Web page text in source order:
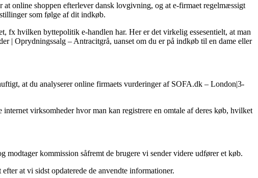
online shoppen efterlever dansk lovgivning, og at e-firmaet regelmæssigt
som følge af dit indkøb.
fx hvilken byttepolitik e-handlen har. Her er det virkelig essesentielt, at man
| Oprydningssalg – Antracitgrå, uanset om du er på indkøb til en dame eller
at du analyserer online firmaets vurderinger af SOFA.dk – London|3-
virksomheder hvor man kan registrere en omtale af deres køb, hvilket
modtager kommission såfremt de brugere vi sender videre udfører et køb.
at vi sidst opdaterede de anvendte informationer.